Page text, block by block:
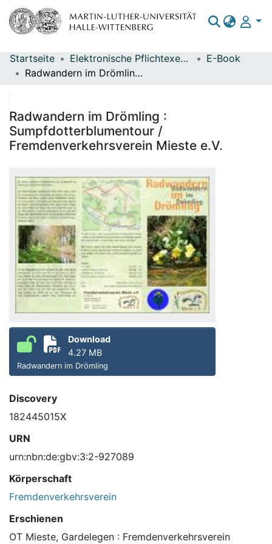
Bereiche & Sammlungen
Statistiken
Startseite Elektronische Pflichtexemplare
E-Book
Radwandern im Drömling : Sumpfdotterblumentour / Fremdenverkehrsverein Mieste e.V.
Radwandern im Drömling :
Sumpfdotterblumentour /
Fremdenverkehrsverein Mieste e.V.
Download
4.27 MB
Radwandern im Drömling
Discovery
182445015X
URN
urn:nbn:de:gbv:3:2-927089
Körperschaft
Fremdenverkehrsverein
Erschienen
OT Mieste, Gardelegen : Fremdenverkehrsverein